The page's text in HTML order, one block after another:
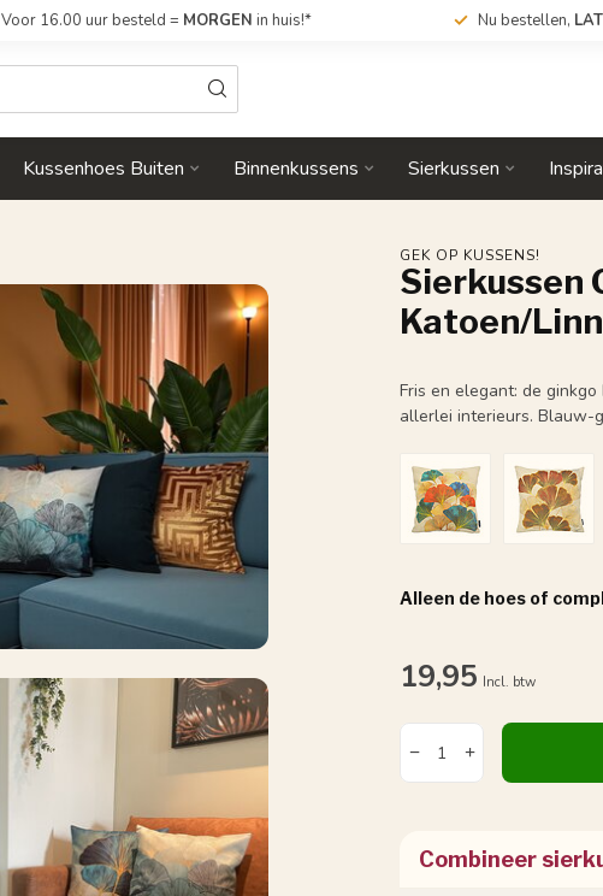
Voor 16.00 uur besteld = MORGEN in huis!* Nu bestellen,
Kussenhoes Buiten Binnenkussens Sierkussen
GEK OP KUSSENS!
Sierkussen
Katoen/
Fris en elegant: de
allerlei interieurs. Blauw-
Alleen de hoes of
19,95 Incl. btw
Combineer